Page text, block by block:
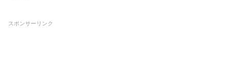
スポンサーリンク